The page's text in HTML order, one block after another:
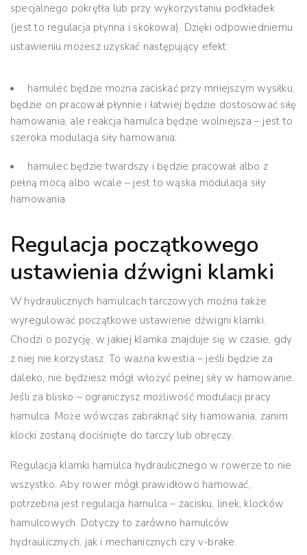
specjalnego pokrętła lub przy wykorzystaniu podkładek
(jest to regulacja płynna i skokowa). Dzięki odpowiedniemu
ustawieniu możesz uzyskać następujący efekt:
hamulec będzie można zaciskać przy mniejszym wysiłku,
będzie on pracował płynnie i łatwiej będzie dostosować siłę
hamowania, ale reakcja hamulca będzie wolniejsza – jest to
szeroka modulacja siły hamowania;
hamulec będzie twardszy i będzie pracował albo z
pełną mocą albo wcale – jest to wąska modulacja siły
hamowania.
Regulacja początkowego
ustawienia dźwigni klamki
W hydraulicznych hamulcach tarczowych można także
wyregulować początkowe ustawienie dźwigni klamki.
Chodzi o pozycję, w jakiej klamka znajduje się w czasie, gdy
z niej nie korzystasz. To ważna kwestia – jeśli będzie za
daleko, nie będziesz mógł włożyć pełnej siły w hamowanie.
Jeśli za blisko – ograniczysz możliwość modulacji pracy
hamulca. Może wówczas zabraknąć siły hamowania, zanim
klocki zostaną dociśnięte do tarczy lub obręczy.
Regulacja klamki hamulca hydraulicznego w rowerze to nie
wszystko. Aby rower mógł prawidłowo hamować,
potrzebna jest regulacja hamulca – zacisku, linek, klocków
hamulcowych. Dotyczy to zarówno hamulców
hydraulicznych, jak i mechanicznych czy v-brake.